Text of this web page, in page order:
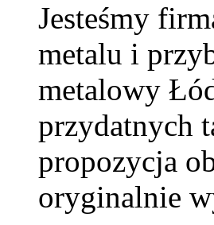
Jesteśmy
metalu i
metalowy
przydatnych
propozycja
oryginalnie